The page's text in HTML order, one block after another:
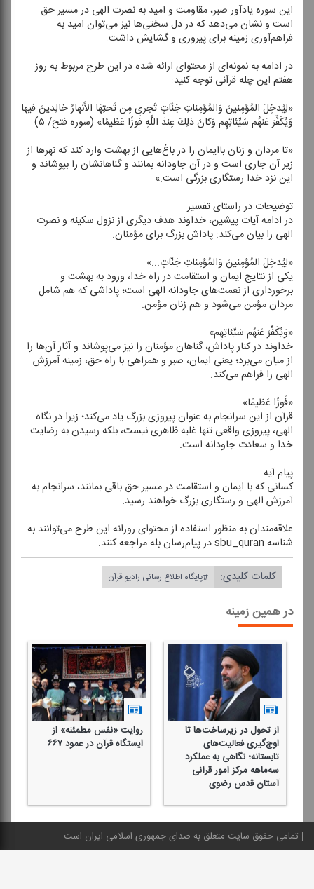
این سوره یادآور صبر، مقاومت و امید به نصرت الهی در مسیر حق
است و نشان می‌دهد كه در دل سختی‌ها نیز می‌توان امید به
فراهم‌آوری زمینه برای پیروزی و گشایش داشت.
در ادامه به نمونه‌ای از محتوای ارائه شده در این طرح مربوط به روز
هفتم این چله قرآنی توجه كنید:
«لِیُدخِلَ المُؤمِنینَ وَالمُؤمِناتِ جَنّاتٍ تَجری مِن تَحتِهَا الأَنهارُ خالِدینَ فیها
وَیُكَفِّرَ عَنهُم سَیِّئاتِهِم وَكانَ ذلِكَ عِندَ اللَّهِ فَوزًا عَظیمًا» (سوره فتح/ ۵)
«تا مردان و زنان باایمان را در باغ‌هایی از بهشت وارد كند كه نهرها از
زیر آن جاری است و در آن جاودانه بمانند و گناهانشان را بپوشاند و
این نزد خدا رستگاری بزرگی است.»
توضیحات در راستای تفسیر
در ادامه آیات پیشین، خداوند هدف دیگری از نزول سكینه و نصرت
الهی را بیان می‌كند: پاداش بزرگ برای مؤمنان.
«لِیُدخِلَ المُؤمِنینَ وَالمُؤمِناتِ جَنّاتٍ...»
یكی از نتایج ایمان و استقامت در راه خدا، ورود به بهشت و
برخورداری از نعمت‌های جاودانه الهی است؛ پاداشی كه هم شامل
مردان مؤمن می‌شود و هم زنان مؤمن.
«وَیُكَفِّرَ عَنهُم سَیِّئاتِهِم»
خداوند در كنار پاداش، گناهان مؤمنان را نیز می‌پوشاند و آثار آن‌ها را
از میان می‌برد؛ یعنی ایمان، صبر و همراهی با راه حق، زمینه آمرزش
الهی را فراهم می‌كند.
«فَوزًا عَظیمًا»
قرآن از این سرانجام به عنوان پیروزی بزرگ یاد می‌كند؛ زیرا در نگاه
الهی، پیروزی واقعی تنها غلبه ظاهری نیست، بلكه رسیدن به رضایت
خدا و سعادت جاودانه است.
پیام آیه
كسانی كه با ایمان و استقامت در مسیر حق باقی بمانند، سرانجام به
آمرزش الهی و رستگاری بزرگ خواهند رسید.
علاقه‌مندان به منظور استفاده از محتوای روزانه این طرح می‌توانند به
شناسه sbu_quran در پیام‌رسان بله مراجعه كنند.
کلمات کلیدی:
#پایگاه اطلاع رسانی رادیو قرآن
در همین زمینه
از تحول در زیرساخت‌ها تا
اوج‌گیری فعالیت‌های
تابستانه؛ نگاهی به عملكرد
سه‌ماهه مركز امور قرآنی
آستان قدس رضوی
روایت «نفس مطمئنه» از
ایستگاه قرآن در عمود ۶۶۷
تمامی حقوق سایت متعلق به صدای جمهوری اسلامی ایران است